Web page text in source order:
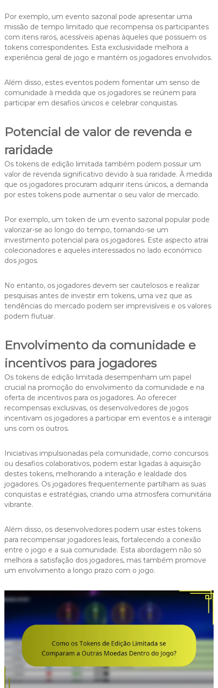
Por exemplo, um evento sazonal pode apresentar uma
missão de tempo limitado que recompensa os participantes
com itens raros, acessíveis apenas àqueles que possuem os
tokens correspondentes. Esta exclusividade melhora a
experiência geral de jogo e mantém os jogadores envolvidos.
Além disso, estes eventos podem fomentar um senso de
comunidade à medida que os jogadores se reúnem para
participar em desafios únicos e celebrar conquistas.
Potencial de valor de revenda e
raridade
Os tokens de edição limitada também podem possuir um
valor de revenda significativo devido à sua raridade. À medida
que os jogadores procuram adquirir itens únicos, a demanda
por estes tokens pode aumentar o seu valor de mercado.
Por exemplo, um token de um evento sazonal popular pode
valorizar-se ao longo do tempo, tornando-se um
investimento potencial para os jogadores. Este aspecto atrai
colecionadores e aqueles interessados no lado económico
dos jogos.
No entanto, os jogadores devem ser cautelosos e realizar
pesquisas antes de investir em tokens, uma vez que as
tendências do mercado podem ser imprevisíveis e os valores
podem flutuar.
Envolvimento da comunidade e
incentivos para jogadores
Os tokens de edição limitada desempenham um papel
crucial na promoção do envolvimento da comunidade e na
oferta de incentivos para os jogadores. Ao oferecer
recompensas exclusivas, os desenvolvedores de jogos
incentivam os jogadores a participar em eventos e a interagir
uns com os outros.
Iniciativas impulsionadas pela comunidade, como concursos
ou desafios colaborativos, podem estar ligadas à aquisição
destes tokens, melhorando a interação e lealdade dos
jogadores. Os jogadores frequentemente partilham as suas
conquistas e estratégias, criando uma atmosfera comunitária
vibrante.
Além disso, os desenvolvedores podem usar estes tokens
para recompensar jogadores leais, fortalecendo a conexão
entre o jogo e a sua comunidade. Esta abordagem não só
melhora a satisfação dos jogadores, mas também promove
um envolvimento a longo prazo com o jogo.